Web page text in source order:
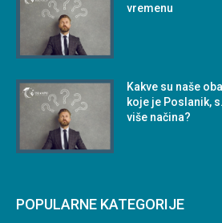
vremenu
Kakve su naše
koje je Poslanik,
više načina?
POPULARNE KATEGORIJE